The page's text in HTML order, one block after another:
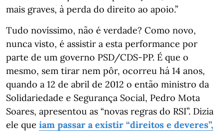
mais graves, à perda do direito ao apoio.”
Tudo novíssimo, não é verdade? Como novo,
nunca visto, é assistir a esta performance por
parte de um governo PSD/CDS-PP. É que o
mesmo, sem tirar nem pôr, ocorreu há 14 anos,
quando a 12 de abril de 2012 o então ministro da
Solidariedade e Segurança Social, Pedro Mota
Soares, apresentou as “novas regras do RSI”. Dizia
ele que iam passar a existir “direitos e deveres”,